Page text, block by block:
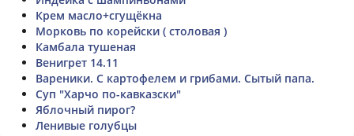
Крем масло+сгущёкна
Морковь по корейски ( столовая )
Камбала тушеная
Венигрет 14.11
Вареники. С картофелем и грибами. Сытый папа.
Суп "Харчо по-кавказски"
Яблочный пирог?
Ленивые голубцы